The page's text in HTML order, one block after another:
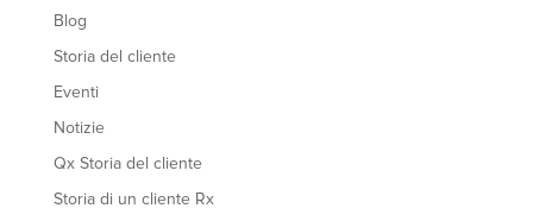
Blog
Storia del cliente
Eventi
Notizie
Qx Storia del cliente
Storia di un cliente Rx